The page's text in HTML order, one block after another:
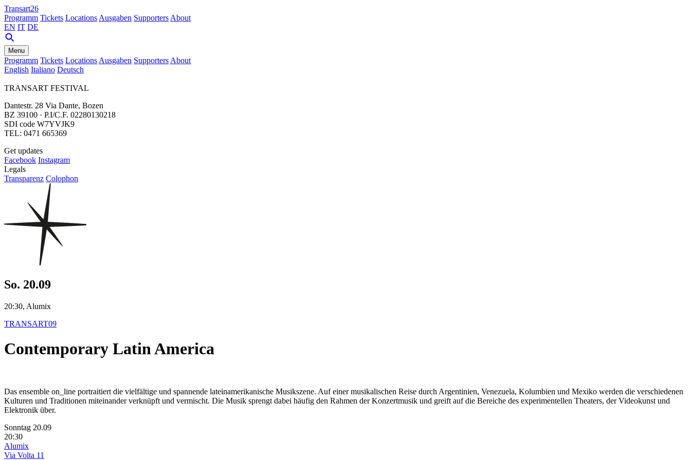
Transart26
Programm Tickets Locations Ausgaben Supporters About
EN IT DE
Menu
Programm Tickets Locations Ausgaben Supporters About
English Italiano Deutsch
TRANSART FESTIVAL
Dantestr. 28 Via Dante, Bozen
BZ 39100 · P.I/C.F. 02280130218
SDI code W7YVJK9
TEL: 0471 665369
Get updates
Facebook Instagram
Legals
Transparenz Colophon
So. 20.09
20:30, Alumix
TRANSART09
Contemporary Latin America
Das ensemble on_line portraitiert die vielfältige und spannende lateinamerikanische Musikszene. Auf einer musikalischen Reise durch Argentinien, Venezuela, Kolumbien und Mexiko werden die verschiedenen
Kulturen und Traditionen miteinander verknüpft und vermischt. Die Musik sprengt dabei häufig den Rahmen der Konzertmusik und greift auf die Bereiche des experimentellen Theaters, der Videokunst und
Elektronik über.
Sonntag 20.09
20:30
Alumix
Via Volta 11